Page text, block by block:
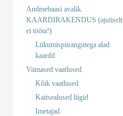
Andmebaasi avalik
KAARDIRAKENDUS (ajutiselt
ei tööta!)
Liikumispiirangutega alad
kaardil
Viimased vaatlused
Kõik vaatlused
Kaitsealused liigid
Imetajad